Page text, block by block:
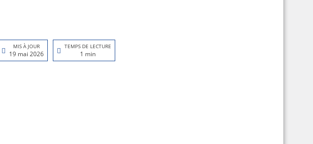
MIS À JOUR
19 mai 2026
TEMPS DE LECTURE
1 min